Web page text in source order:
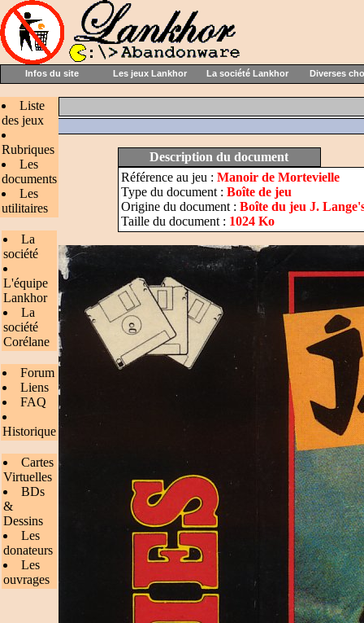
Infos du site Les jeux Lankhor La société Lankhor Diverses
Liste
des jeux
Rubriques
Les
documents
Les
utilitaires
La
société
L'équipe
Lankhor
La
société
Corélane
Forum
Liens
FAQ
Historique
Cartes
Virtuelles
BDs
&
Dessins
Les
donateurs
Les
ouvrages
Description du document
Référence au jeu : Manoir de Mortevielle
Type du document : Boîte de jeu
Origine du document : Boîte du jeu J.
Taille du document : 1024 Ko